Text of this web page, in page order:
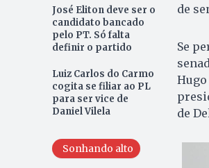
José Eliton deve ser o
candidato bancado
pelo PT. Só falta
definir o partido
Luiz Carlos do Carmo
cogita se filiar ao PL
para ser vice de
Daniel Vilela
Sonhando alto
de
Se
de